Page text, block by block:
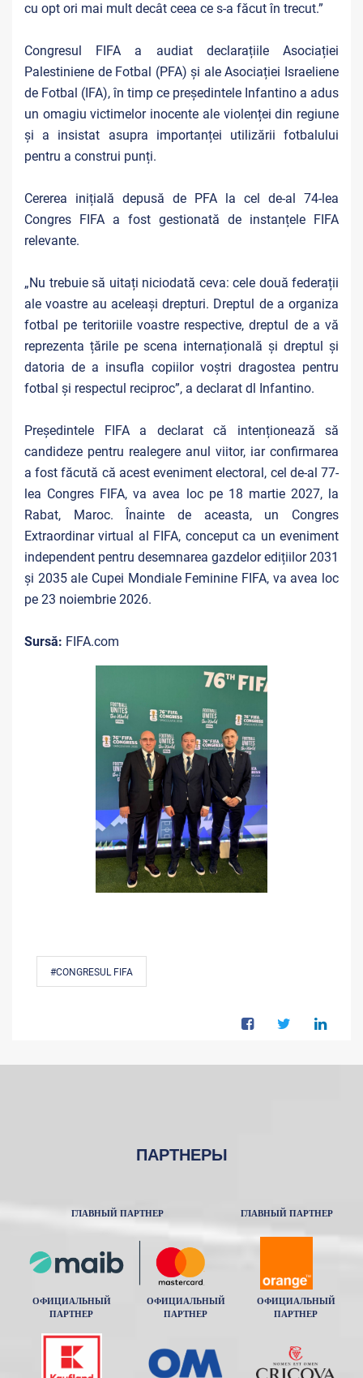
cu opt ori mai mult decât ceea ce s-a făcut în trecut.”
Congresul FIFA a audiat declarațiile Asociației
Palestiniene de Fotbal (PFA) și ale Asociației Israeliene
de Fotbal (IFA), în timp ce președintele Infantino a adus
un omagiu victimelor inocente ale violenței din regiune
și a insistat asupra importanței utilizării fotbalului
pentru a construi punți.
Cererea inițială depusă de PFA la cel de-al 74-lea
Congres FIFA a fost gestionată de instanțele FIFA
relevante.
„Nu trebuie să uitați niciodată ceva: cele două federații
ale voastre au aceleași drepturi. Dreptul de a organiza
fotbal pe teritoriile voastre respective, dreptul de a vă
reprezenta țările pe scena internațională și dreptul și
datoria de a insufla copiilor voștri dragostea pentru
fotbal și respectul reciproc”, a declarat dl Infantino.
Președintele FIFA a declarat că intenționează să
candideze pentru realegere anul viitor, iar confirmarea
a fost făcută că acest eveniment electoral, cel de-al 77-
lea Congres FIFA, va avea loc pe 18 martie 2027, la
Rabat, Maroc. Înainte de aceasta, un Congres
Extraordinar virtual al FIFA, conceput ca un eveniment
independent pentru desemnarea gazdelor edițiilor 2031
și 2035 ale Cupei Mondiale Feminine FIFA, va avea loc
pe 23 noiembrie 2026.
Sursă: FIFA.com
#CONGRESUL FIFA
ПАРТНЕРЫ
ГЛАВНЫЙ ПАРТНЕР ГЛАВНЫЙ ПАРТНЕР
ОФИЦИАЛЬНЫЙ
ПАРТНЕР
ОФИЦИАЛЬНЫЙ
ПАРТНЕР
ОФИЦИАЛЬНЫЙ
ПАРТНЕР